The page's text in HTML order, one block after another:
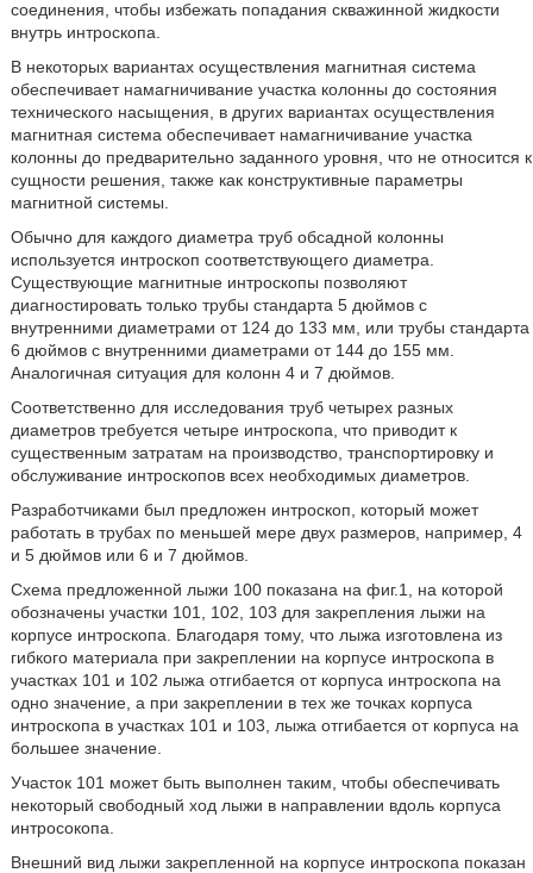
соединения, чтобы избежать попадания скважинной жидкости
внутрь интроскопа.
В некоторых вариантах осуществления магнитная система
обеспечивает намагничивание участка колонны до состояния
технического насыщения, в других вариантах осуществления
магнитная система обеспечивает намагничивание участка
колонны до предварительно заданного уровня, что не относится к
сущности решения, также как конструктивные параметры
магнитной системы.
Обычно для каждого диаметра труб обсадной колонны
используется интроскоп соответствующего диаметра.
Существующие магнитные интроскопы позволяют
диагностировать только трубы стандарта 5 дюймов с
внутренними диаметрами от 124 до 133 мм, или трубы стандарта
6 дюймов с внутренними диаметрами от 144 до 155 мм.
Аналогичная ситуация для колонн 4 и 7 дюймов.
Соответственно для исследования труб четырех разных
диаметров требуется четыре интроскопа, что приводит к
существенным затратам на производство, транспортировку и
обслуживание интроскопов всех необходимых диаметров.
Разработчиками был предложен интроскоп, который может
работать в трубах по меньшей мере двух размеров, например, 4
и 5 дюймов или 6 и 7 дюймов.
Схема предложенной лыжи 100 показана на фиг.1, на которой
обозначены участки 101, 102, 103 для закрепления лыжи на
корпусе интроскопа. Благодаря тому, что лыжа изготовлена из
гибкого материала при закреплении на корпусе интроскопа в
участках 101 и 102 лыжа отгибается от корпуса интроскопа на
одно значение, а при закреплении в тех же точках корпуса
интроскопа в участках 101 и 103, лыжа отгибается от корпуса на
большее значение.
Участок 101 может быть выполнен таким, чтобы обеспечивать
некоторый свободный ход лыжи в направлении вдоль корпуса
интросокопа.
Внешний вид лыжи закрепленной на корпусе интроскопа показан